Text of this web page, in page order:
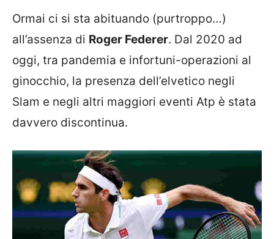
Ormai ci si sta abituando (purtroppo…)
all’assenza di Roger Federer. Dal 2020 ad
oggi, tra pandemia e infortuni-operazioni al
ginocchio, la presenza dell’elvetico negli
Slam e negli altri maggiori eventi Atp è stata
davvero discontinua.